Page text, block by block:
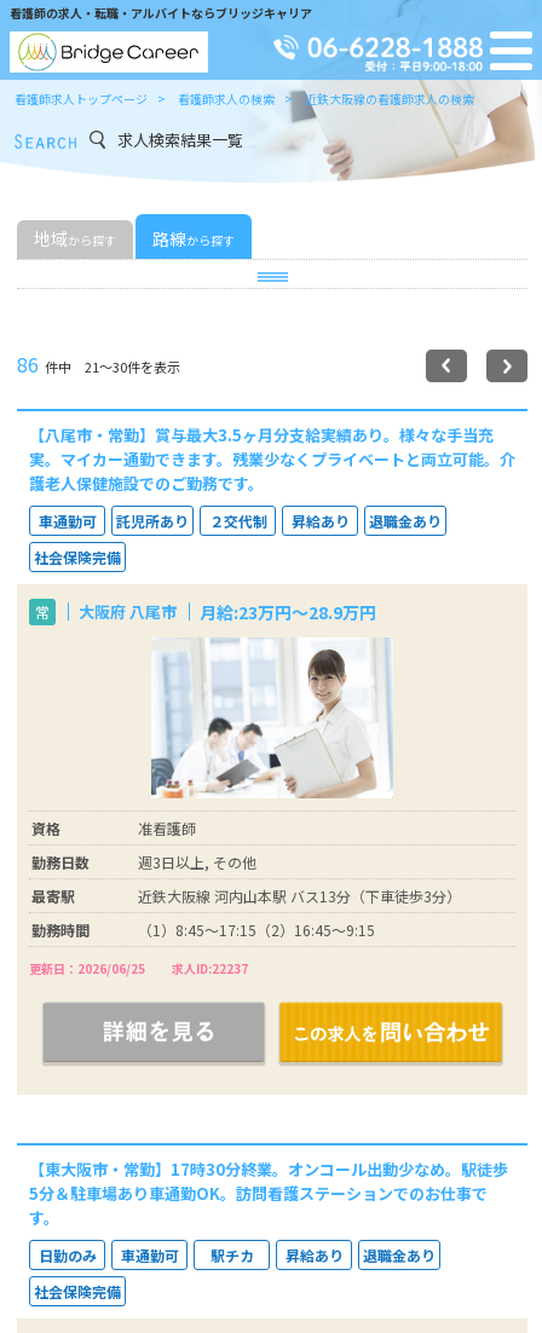
看護師の求人・転職・アルバイトならブリッジキャリア
看護師求人トップページ 看護師求人の検索 近鉄大阪線の看護師求人の検索
求人検索結果一覧
地域から探す 路線から探す
86 件中 21〜30件を表示
【八尾市・常勤】賞与最大3.5ヶ月分支給実績あり。様々な手当充
実。マイカー通勤できます。残業少なくプライベートと両立可能。介
護老人保健施設でのご勤務です。
車通勤可 託児所あり ２交代制 昇給あり
退職金あり
社会保険完備
常 大阪府 八尾市 月給:23万円～28.9万円
資格
准看護師
勤務日数
週3日以上, その他
最寄駅
近鉄大阪線 河内山本駅 バス13分（下車徒歩3分）
勤務時間
（1）8:45～17:15（2）16:45～9:15
更新日：2026/06/25 求人ID:22237
【東大阪市・常勤】17時30分終業。オンコール出動少なめ。駅徒歩
5分＆駐車場あり車通勤OK。訪問看護ステーションでのお仕事で
す。
日勤のみ 車通勤可 駅チカ 昇給あり
退職金あり
社会保険完備